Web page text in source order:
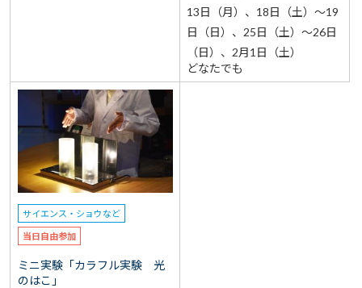
13日（月）、18日（土）～19
日（日）、25日（土）～26日
（日）、2月1日（土）
どなたでも
サイエンス・ショウなど
当日自由参加
ミニ実験「カラフル実験 光
のはこ」